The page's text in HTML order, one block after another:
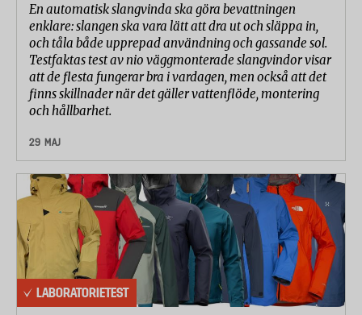
En automatisk slangvinda ska göra bevattningen
enklare: slangen ska vara lätt att dra ut och släppa in,
och tåla både upprepad användning och gassande sol.
Testfaktas test av nio väggmonterade slangvindor visar
att de flesta fungerar bra i vardagen, men också att det
finns skillnader när det gäller vattenflöde, montering
och hållbarhet.
29 MAJ
LABORATORIETEST